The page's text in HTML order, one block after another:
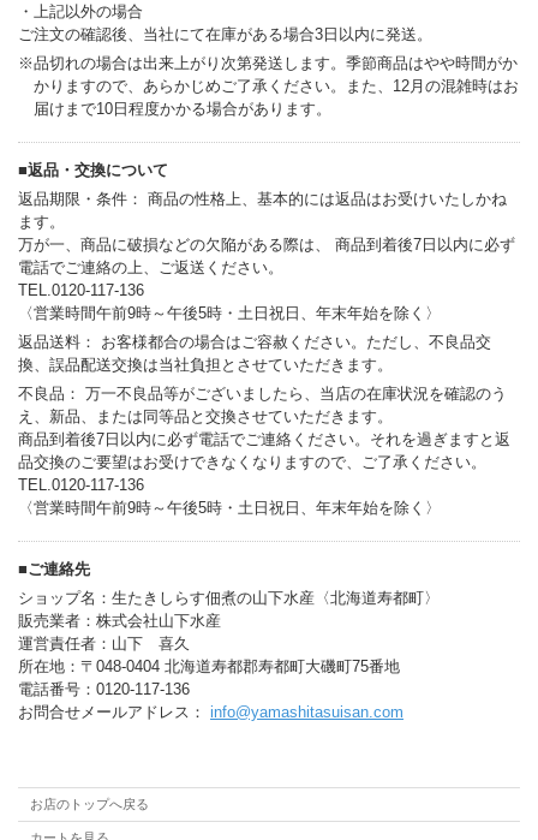
・上記以外の場合
ご注文の確認後、当社にて在庫がある場合3日以内に発送。
※品切れの場合は出来上がり次第発送します。季節商品はやや時間がか
かりますので、あらかじめご了承ください。また、12月の混雑時はお
届けまで10日程度かかる場合があります。
■返品・交換について
返品期限・条件： 商品の性格上、基本的には返品はお受けいたしかね
ます。
万が一、商品に破損などの欠陥がある際は、 商品到着後7日以内に必ず
電話でご連絡の上、ご返送ください。
TEL.0120-117-136
〈営業時間午前9時～午後5時・土日祝日、年末年始を除く〉
返品送料： お客様都合の場合はご容赦ください。ただし、不良品交
換、誤品配送交換は当社負担とさせていただきます。
不良品： 万一不良品等がございましたら、当店の在庫状況を確認のう
え、新品、または同等品と交換させていただきます。
商品到着後7日以内に必ず電話でご連絡ください。それを過ぎますと返
品交換のご要望はお受けできなくなりますので、ご了承ください。
TEL.0120-117-136
〈営業時間午前9時～午後5時・土日祝日、年末年始を除く〉
■ご連絡先
ショップ名：生たきしらす佃煮の山下水産〈北海道寿都町〉
販売業者：株式会社山下水産
運営責任者：山下 喜久
所在地：〒048-0404 北海道寿都郡寿都町大磯町75番地
電話番号：0120-117-136
お問合せメールアドレス： info@yamashitasuisan.com
お店のトップへ戻る